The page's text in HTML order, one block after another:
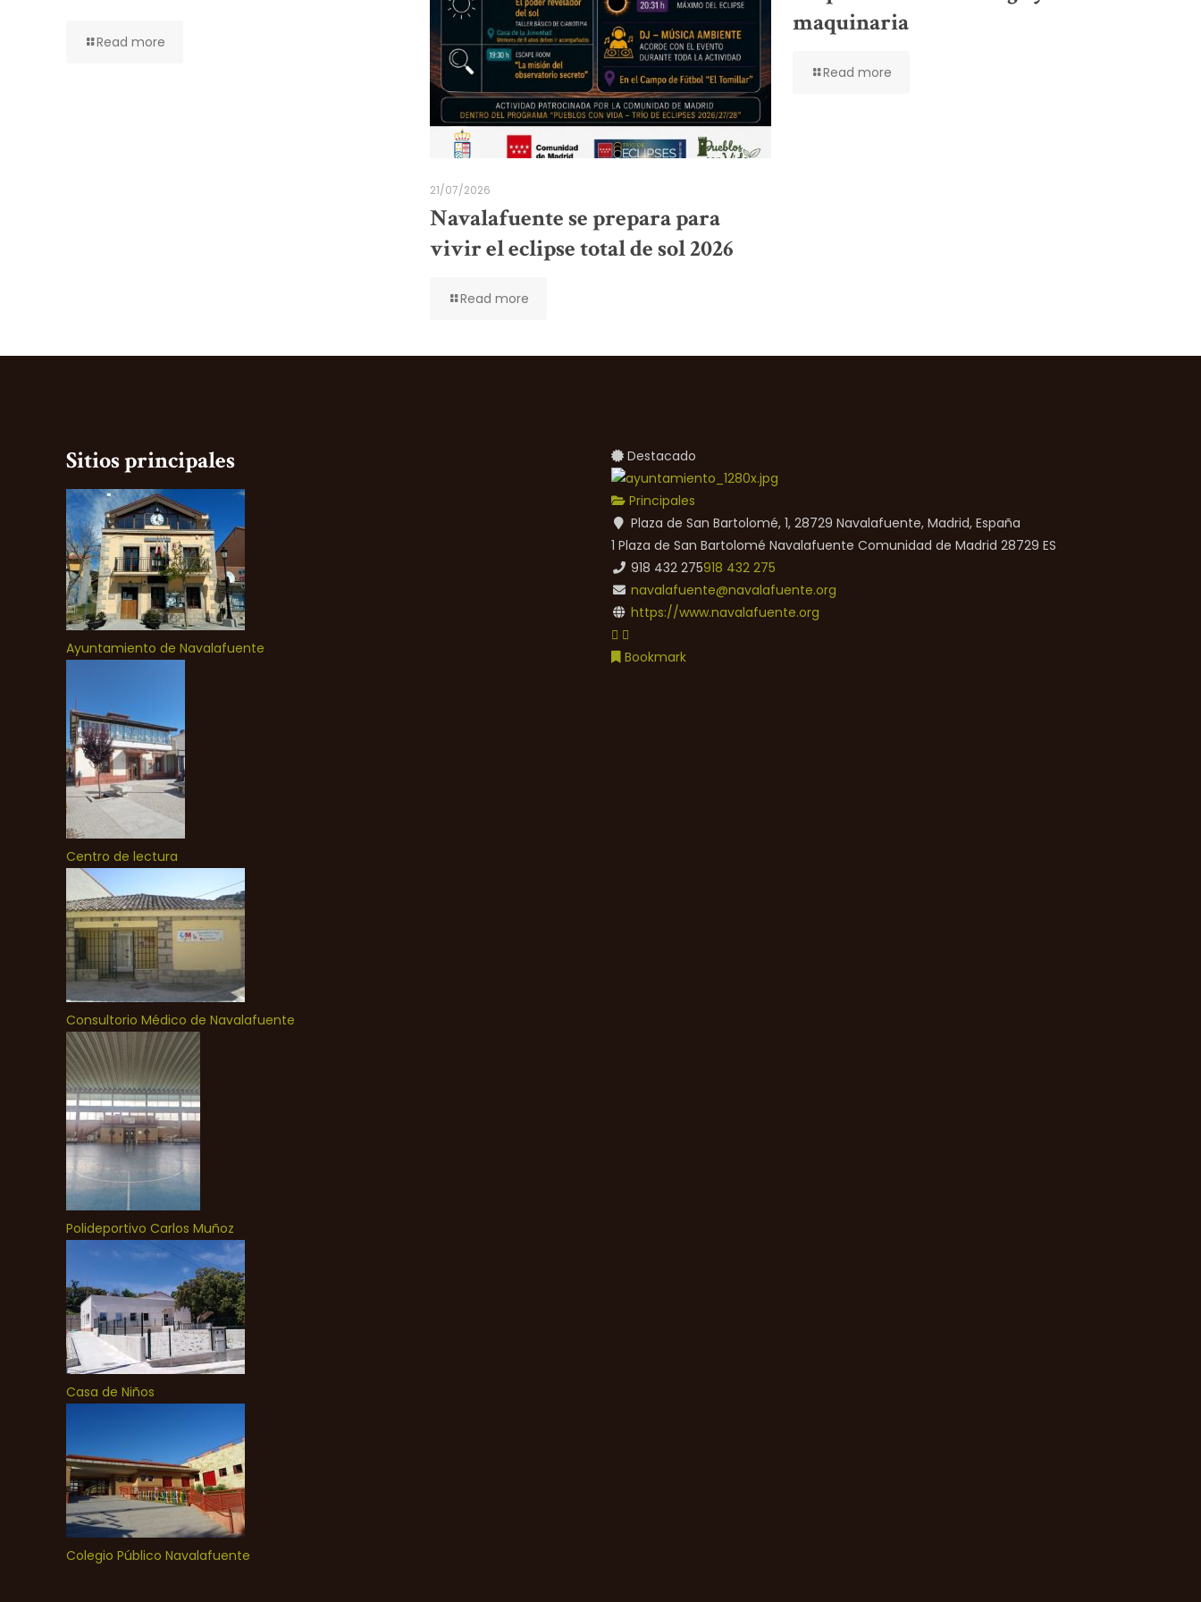
Read more
21/07/2026
Navalafuente se prepara para
vivir el eclipse total de sol 2026
Read more
maquinaria
Read more
Sitios principales
Ayuntamiento de Navalafuente
Centro de lectura
Consultorio Médico de Navalafuente
Polideportivo Carlos Muñoz
Casa de Niños
Colegio Público Navalafuente
Destacado
Principales
Plaza de San Bartolomé, 1, 28729 Navalafuente, Madrid, España
1 Plaza de San Bartolomé Navalafuente Comunidad de Madrid 28729 ES
918 432 275918 432 275
navalafuente@navalafuente.org
https://www.navalafuente.org
Bookmark